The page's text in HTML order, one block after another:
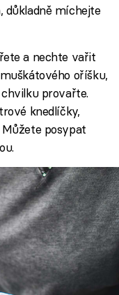
důkladně míchejte
a nechte vařit
oříšku,
provařte.
knedlíčky,
posypat